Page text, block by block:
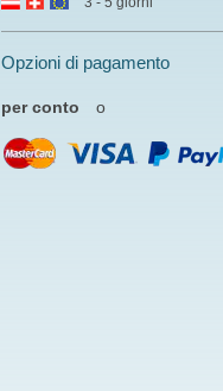
Opzioni di pagamento
per conto o